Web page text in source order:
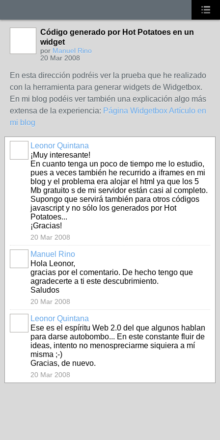
Código generado por Hot Potatoes en un
widget
por Manuel Rino
20 Mar 2008
En esta dirección podréis ver la prueba que he realizado
con la herramienta para generar widgets de Widgetbox.
En mi blog podéis ver también una explicación algo más
extensa de la experiencia: Página WidgetboxArtículo en
mi blog
Leonor Quintana
¡Muy interesante!
En cuanto tenga un poco de tiempo me lo estudio,
pues a veces también he recurrido a iframes en mi
blog y el problema era alojar el html ya que los 5
Mb gratuito s de mi servidor están casi al completo.
Supongo que servirá también para otros códigos
javascript y no sólo los generados por Hot
Potatoes...
¡Gracias!
20 Mar 2008
Manuel Rino
Hola Leonor,
gracias por el comentario. De hecho tengo que
agradecerte a ti este descubrimiento.
Saludos
20 Mar 2008
Leonor Quintana
Ese es el espíritu Web 2.0 del que algunos hablan
para darse autobombo... En este constante fluir de
ideas, intento no menospreciarme siquiera a mí
misma ;-)
Gracias, de nuevo.
20 Mar 2008